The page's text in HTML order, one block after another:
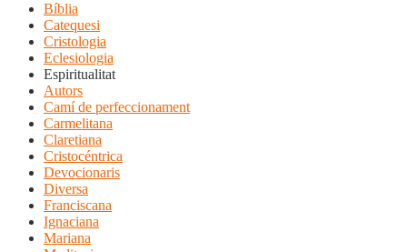
Bíblia
Catequesi
Cristologia
Eclesiologia
Espiritualitat
Autors
Camí de perfeccionament
Carmelitana
Claretiana
Cristocéntrica
Devocionaris
Diversa
Franciscana
Ignaciana
Mariana